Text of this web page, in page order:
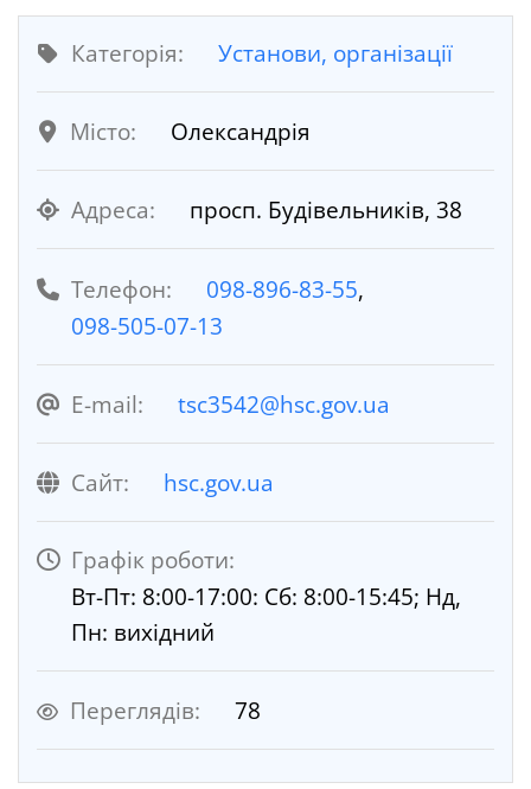
Категорія: Установи, організації
Місто: Олександрія
Адреса: просп. Будівельників, 38
Телефон: 098-896-83-55,
098-505-07-13
E-mail: tsc3542@hsc.gov.ua
Cайт: hsc.gov.ua
Графік роботи:
Вт-Пт: 8:00-17:00: Сб: 8:00-15:45; Нд,
Пн: вихідний
Переглядів: 78